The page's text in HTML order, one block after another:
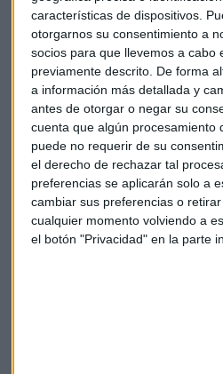
características de dispositivos.
otorgarnos su consentimiento a
socios para que llevemos a cabo
previamente descrito. De forma
a información más detallada y
antes de otorgar o negar su
cuenta que algún procesamiento
puede no requerir de su
el derecho de rechazar tal
preferencias se aplicarán solo a
cambiar sus preferencias o
cualquier momento volviendo a
el botón "Privacidad" en la parte
Asimismo, la mayoría de los
horarios especiales para padres
puede disfrutar de permisos
convenio.
Otro tipo de medidas de
seguros médicos, disponibles
profesionales, fisioterapeuta en
médico familiar (69,7%) o tiques
otras muchas categorías. “Hoy
sinónimo de políticas